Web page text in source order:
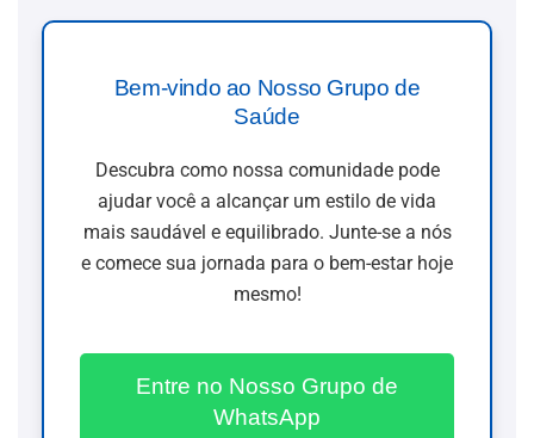
Bem-vindo ao Nosso Grupo de
Saúde
Descubra como nossa comunidade pode
ajudar você a alcançar um estilo de vida
mais saudável e equilibrado. Junte-se a nós
e comece sua jornada para o bem-estar hoje
mesmo!
Entre no Nosso Grupo de
WhatsApp